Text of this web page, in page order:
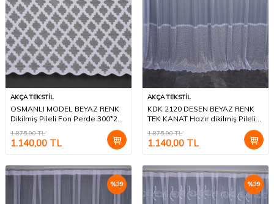
AKÇA TEKSTİL
OSMANLI MODEL BEYAZ RENK
Dikilmiş Pileli Fon Perde 300*260
1.875,00TL
1.140,00 TL
AKÇA TEKSTİL
KDK 2120 DESEN BEYAZ RENK
TEK KANAT Hazır dikilmiş Pileli
1.875,00TL
1.140,00 TL
%39 %39